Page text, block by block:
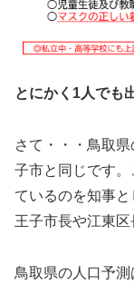
とにかく1人でも
さて・・・鳥取
子市と同じです
ているのを知事
王子市長や江東区
鳥取県の人口予測